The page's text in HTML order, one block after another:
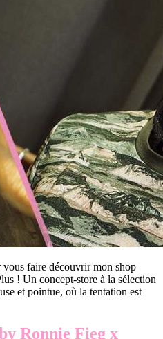
faire découvrir mon shop
! Un concept-store à la sélection
et pointue, où la tentation est
Ronnie Fieg x